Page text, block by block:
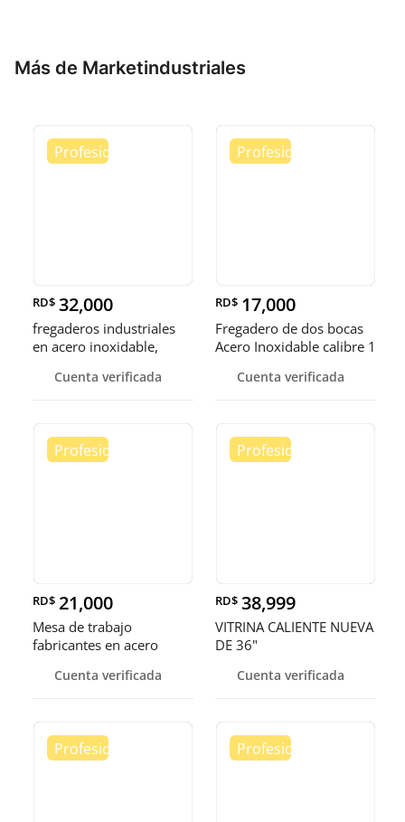
Más de Marketindustriales
RD$ 32,000
fregaderos industriales
en acero inoxidable,
Cuenta verificada
RD$ 17,000
Fregadero de dos bocas
Acero Inoxidable calibre 1
Cuenta verificada
RD$ 21,000
Mesa de trabajo
fabricantes en acero
Cuenta verificada
RD$ 38,999
VITRINA CALIENTE NUEVA
DE 36"
Cuenta verificada